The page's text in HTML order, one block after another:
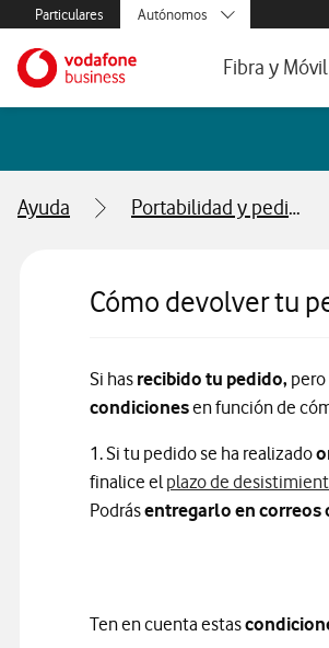
Menús secundarios. Enlace a
Particulares
Menus de segmentación para
Autónomos
y AA.PP.
Ir a la pagina principal de vodafone.esFibra y Móvil
Configura tu
Mi Negocio
Ayuda Portabilidad y pedidos
Cómo devolver tu
Si has recibido tu pedido,
condicionesen función de
1. Si tu pedido se ha realizado
finalice elplazo de
Podrásentregarlo en correos
Ten en cuenta estas